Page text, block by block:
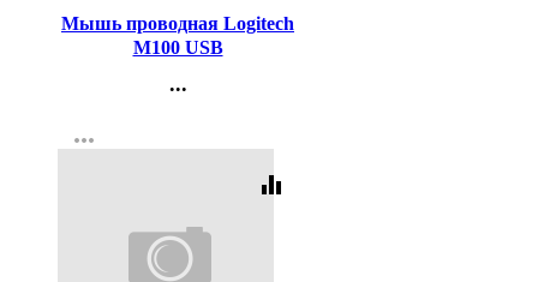
Мышь проводная Logitech
M100 USB
...
Регистрация
more_horiz
equalizer